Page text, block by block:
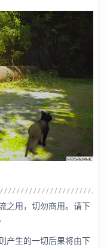
之用，切勿商用。请下
产生的一切后果将由下